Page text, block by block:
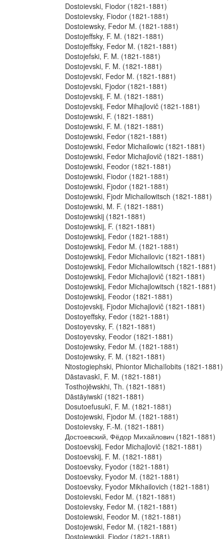
Dostoievski, Fiodor (1821-1881)
Dostoievsky, Fiodor (1821-1881)
Dostoiewsky, Fedor M. (1821-1881)
Dostojeffsky, F. M. (1821-1881)
Dostojeffsky, Fedor M. (1821-1881)
Dostojefski, F. M. (1821-1881)
Dostojevski, F. M. (1821-1881)
Dostojevskï, Fedor M. (1821-1881)
Dostojevski, Fjodor (1821-1881)
Dostojevskij, F. M. (1821-1881)
Dostojevskij, Fedor Mihajlovič (1821-1881)
Dostojewski, F. (1821-1881)
Dostojewski, F. M. (1821-1881)
Dostojewski, Fedor (1821-1881)
Dostojewski, Fedor Michailowic (1821-1881)
Dostojewski, Fedor Michajlovič (1821-1881)
Dostojewski, Feodor (1821-1881)
Dostojewski, Fiodor (1821-1881)
Dostojewski, Fjodor (1821-1881)
Dostojewski, Fjodr Michailowitsch (1821-1881)
Dostojewski, M. F. (1821-1881)
Dostojewskij (1821-1881)
Dostojewskij, F. (1821-1881)
Dostojewskij, Fedor (1821-1881)
Dostojewskij, Fedor M. (1821-1881)
Dostojewskij, Fedor Michailovic (1821-1881)
Dostojewskij, Fedor Michailowitsch (1821-1881)
Dostojewskij, Fedor Michajlovič (1821-1881)
Dostojewskij, Fedor Michajlowitsch (1821-1881)
Dostojewskij, Feodor (1821-1881)
Dostojevskij, Fjodor Michajlovič (1821-1881)
Dostoyeffsky, Fedor (1821-1881)
Dostoyevsky, F. (1821-1881)
Dostoyevsky, Feodor (1821-1881)
Dostojewsky, Fedor M. (1821-1881)
Dostojewsky, F. M. (1821-1881)
Ntostogiephski, Phiontor Michaïlobits (1821-1881)
Dāstavaskī, F. M. (1821-1881)
Tosthojēwskhi, Th. (1821-1881)
Dāstāyiwskī (1821-1881)
Dosutoefusukī, F. M. (1821-1881)
Dostojewski, Fjodor M. (1821-1881)
Dostoievsky, F.-M. (1821-1881)
Достоевский, Фёдор Михайлович (1821-1881)
Dostoevskij, Fedor Michajlovič (1821-1881)
Dostoevskij, F. M. (1821-1881)
Dostoevsky, Fyodor (1821-1881)
Dostoevsky, Fyodor M. (1821-1881)
Dostoevsky, Fyodor Mikhailovich (1821-1881)
Dostoievski, Fedor M. (1821-1881)
Dostoievsky, Fedor M. (1821-1881)
Dostoiewski, Feodor M. (1821-1881)
Dostojewski, Fedor M. (1821-1881)
Dostojewskij, Fjodor (1821-1881)